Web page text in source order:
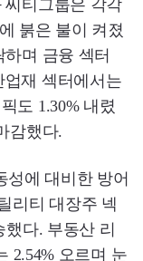
씨티그룹은 각각
붉은 불이 켜졌
며 금융 섹터
재 섹터에서는
도 1.30% 내렸
감했다.
성에 대비한 방어
리티 대장주 넥
다. 부동산 리
2.54% 오르며 눈